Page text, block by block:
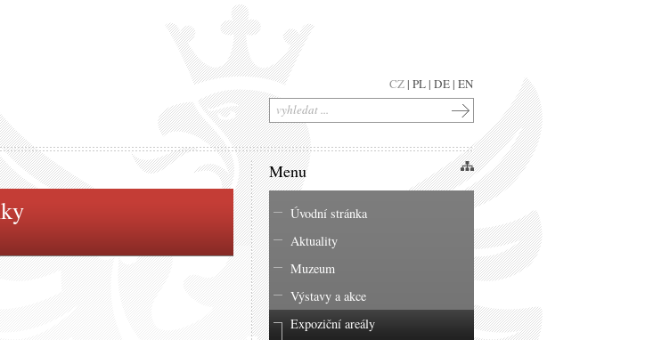
Menu
Úvodní stránka
Aktuality
Muzeum
Výstavy a akce
Expoziční areály
CZ | PL | DE | EN